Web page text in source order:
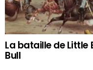
La bataille de Little
Bull